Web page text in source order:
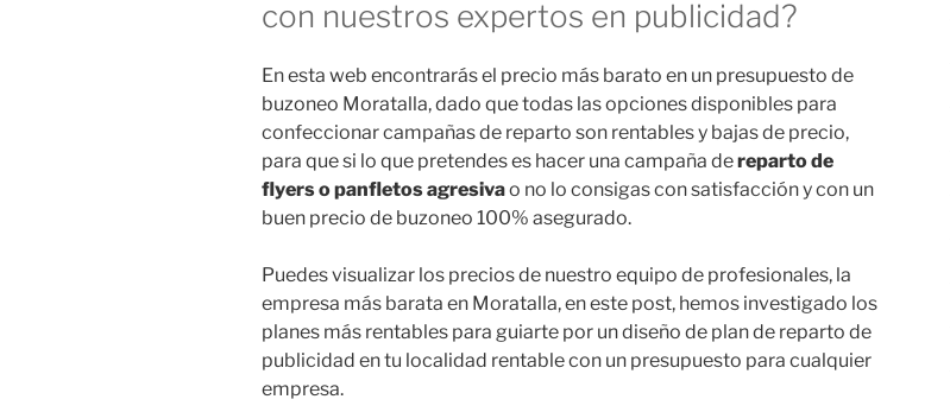
con nuestros expertos en publicidad?
En esta web encontrarás el precio más barato en un presupuesto de
buzoneo Moratalla, dado que todas las opciones disponibles para
confeccionar campañas de reparto son rentables y bajas de precio,
para que si lo que pretendes es hacer una campaña dereparto de
flyers o panfletos agresivao no lo consigas con satisfacción y con un
buen precio de buzoneo 100% asegurado.
Puedes visualizar los precios de nuestro equipo de profesionales, la
empresa más barata en Moratalla, en este post, hemos investigado los
planes más rentables para guiarte por un diseño de plan de reparto de
publicidad en tu localidad rentable con un presupuesto para cualquier
empresa.